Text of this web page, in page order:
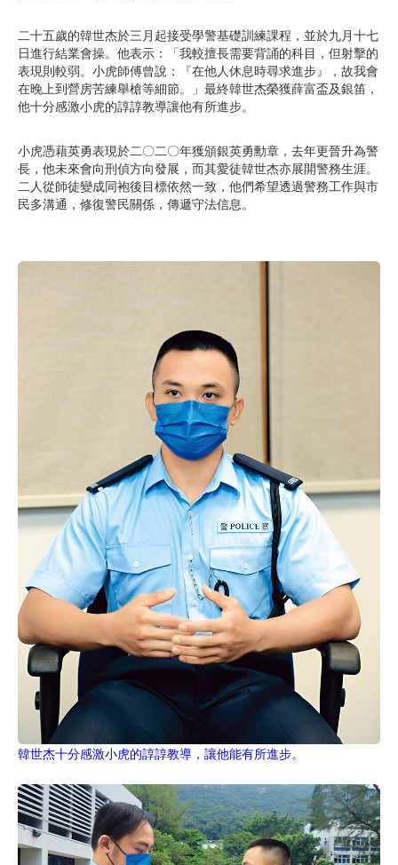
二十五歲的韓世杰於三月起接受學警基礎訓練課程，並於九月十七
日進行結業會操。他表示：「我較擅長需要背誦的科目，但射擊的
表現則較弱。小虎師傅曾說：『在他人休息時尋求進步』，故我會
在晚上到營房苦練舉槍等細節。」最終韓世杰榮獲薛富盃及銀笛，
他十分感激小虎的諄諄教導讓他有所進步。
小虎憑藉英勇表現於二〇二〇年獲頒銀英勇勳章，去年更晉升為警
長，他未來會向刑偵方向發展，而其愛徒韓世杰亦展開警務生涯。
二人從師徒變成同袍後目標依然一致，他們希望透過警務工作與市
民多溝通，修復警民關係，傳遞守法信息。
韓世杰十分感激小虎的諄諄教導，讓他能有所進步。